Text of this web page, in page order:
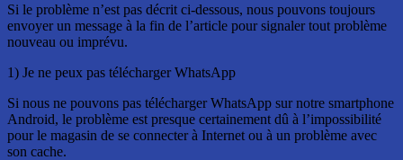
Si le problème n’est pas décrit ci-dessous, nous pouvons toujours
envoyer un message à la fin de l’article pour signaler tout problème
nouveau ou imprévu.
1) Je ne peux pas télécharger WhatsApp
Si nous ne pouvons pas télécharger WhatsApp sur notre smartphone
Android, le problème est presque certainement dû à l’impossibilité
pour le magasin de se connecter à Internet ou à un problème avec
son cache.